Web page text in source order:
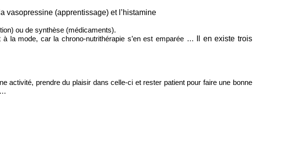
vasopressine (apprentissage) et l’histamine
ou de synthèse (médicaments).
à la mode, car la chrono-nutrithérapie s’en est emparée …
Il en existe trois
activité, prendre du plaisir dans celle-ci et rester patient pour faire une bonne
…